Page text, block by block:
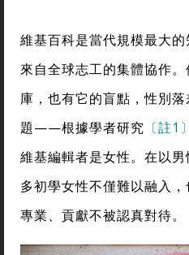
維基百科是當代規模最大
來自全球志工的集體協作
庫，也有它的盲點，性別
題——根據學者研究 〔註1〕
維基編輯者是女性。在以
多初學女性不僅難以融入
專業、貢獻不被認真對待。